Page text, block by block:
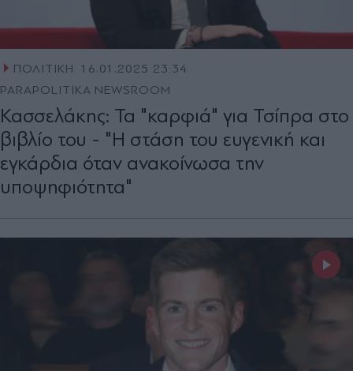
ΠΟΛΙΤΙΚΗ
16.01.2025 23:34
PARAPOLITIKA NEWSROOM
Κασσελάκης: Τα "καρφιά" για Τσίπρα στο
βιβλίο του - "Η στάση του ευγενική και
εγκάρδια όταν ανακοίνωσα την
υποψηφιότητα"